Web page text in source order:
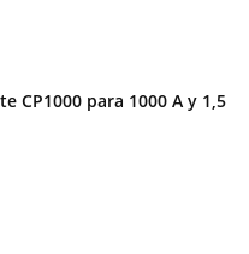
CP1000 para 1000 A y 1,5